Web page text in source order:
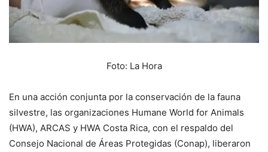
Foto: La Hora
En una acción conjunta por la conservación de la fauna
silvestre, las organizaciones Humane World for Animals
(HWA), ARCAS y HWA Costa Rica, con el respaldo del
Consejo Nacional de Áreas Protegidas (Conap), liberaron